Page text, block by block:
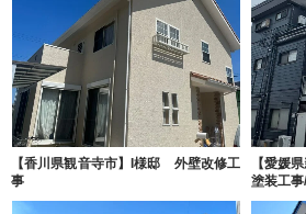
【香川県観音寺市】I様邸 外壁改修工
事
【愛媛
塗装工